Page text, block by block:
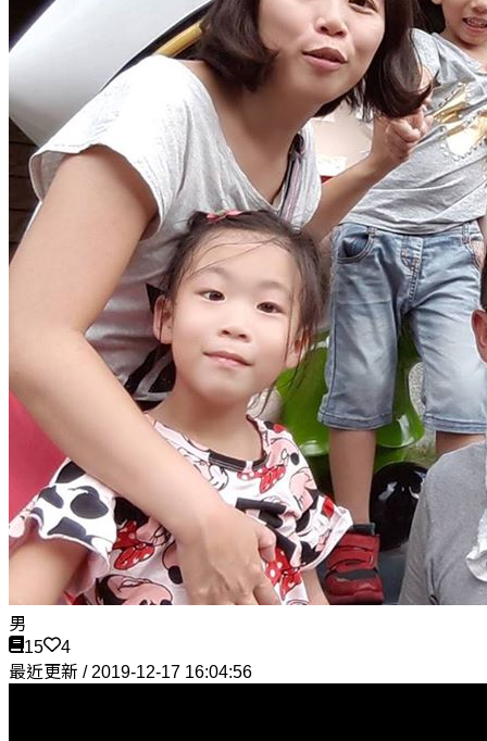
男
15
4
最近更新 / 2019-12-17 16:04:56